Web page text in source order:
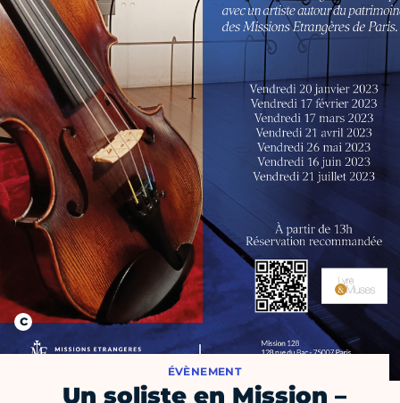
ÉVÈNEMENT
Un soliste en Mission –